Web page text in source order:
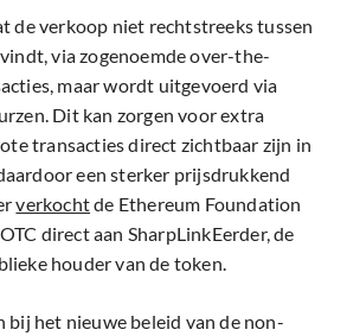
de verkoop niet rechtstreeks tussen
via zogenoemde over-the-
maar wordt uitgevoerd via
Dit kan zorgen voor extra
transacties direct zichtbaar zijn in
een sterker prijsdrukkend
verkochtde Ethereum Foundation
direct aan SharpLinkEerder, de
houder van de token.
bij het nieuwe beleid van de non-